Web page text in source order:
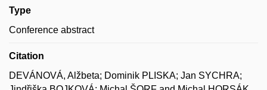
Type
Conference abstract
Citation
DEVÁNOVÁ, Alžbeta; Dominik PLISKA; Jan SYCHRA;